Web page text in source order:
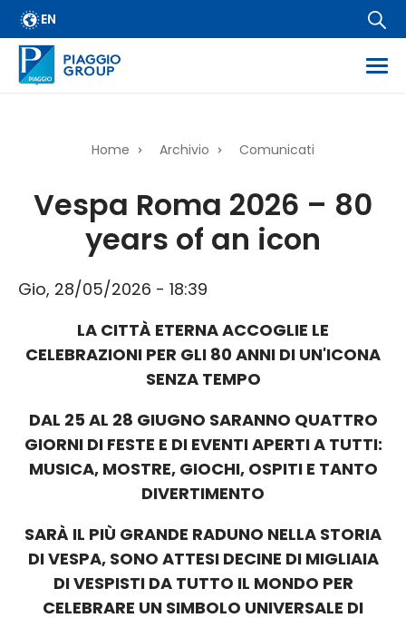
Salta
al
contenuto
principale
EN
Briciole
pane
Home Archivio Comunicati
Vespa Roma 2026 – 80
years of an icon
Gio, 28/05/2026 - 18:39
LA CITTÀ ETERNA ACCOGLIE LE
CELEBRAZIONI PER GLI 80 ANNI DI UN'ICONA
SENZA TEMPO
DAL 25 AL 28 GIUGNO SARANNO QUATTRO
GIORNI DI FESTE E DI EVENTI APERTI A TUTTI:
MUSICA, MOSTRE, GIOCHI, OSPITI E TANTO
DIVERTIMENTO
SARÀ IL PIÙ GRANDE RADUNO NELLA STORIA
DI VESPA, SONO ATTESI DECINE DI MIGLIAIA
DI VESPISTI DA TUTTO IL MONDO PER
CELEBRARE UN SIMBOLO UNIVERSALE DI
FAQ
Email Alert
Diffusione informazioni regolamentate
Informazioni societarie
Wide Magazine
Whistleblowing